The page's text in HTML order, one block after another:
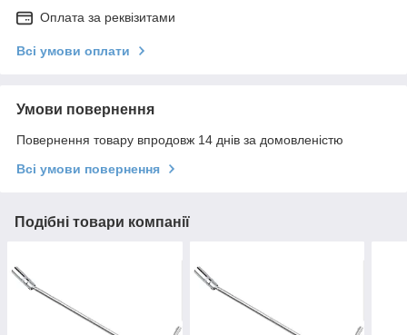
Оплата за реквізитами
Всі умови оплати
Умови повернення
Повернення товару впродовж 14 днів за домовленістю
Всі умови повернення
Подібні товари компанії